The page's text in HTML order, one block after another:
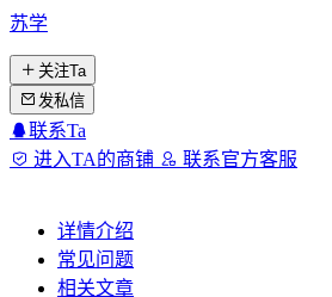
苏学
关注Ta
发私信
联系Ta
进入TA的商铺
联系官方客服
详情介绍
常见问题
相关文章